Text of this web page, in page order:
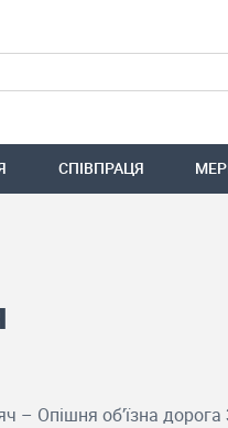
СПІВПРАЦЯ
– Опішня об’їзна